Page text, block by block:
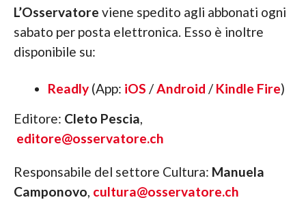
L’Osservatore viene spedito agli abbonati ogni
sabato per posta elettronica. Esso è inoltre
disponibile su:
Readly(App: iOS /Android / Kindle Fire)
Editore: Cleto Pescia,
editore@osservatore.ch
Responsabile del settore Cultura: Manuela
Camponovo, cultura@osservatore.ch